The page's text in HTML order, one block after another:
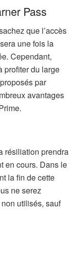
Pass
que l’accès
une fois la
Cependant,
profiter du large
par
avantages
résiliation prendra
en cours. Dans le
la fin de cette
ne serez
utilisés, sauf